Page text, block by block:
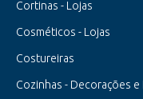
Cortinas - Lojas
Cosméticos - Lojas
Costureiras
Cozinhas - Decorações e